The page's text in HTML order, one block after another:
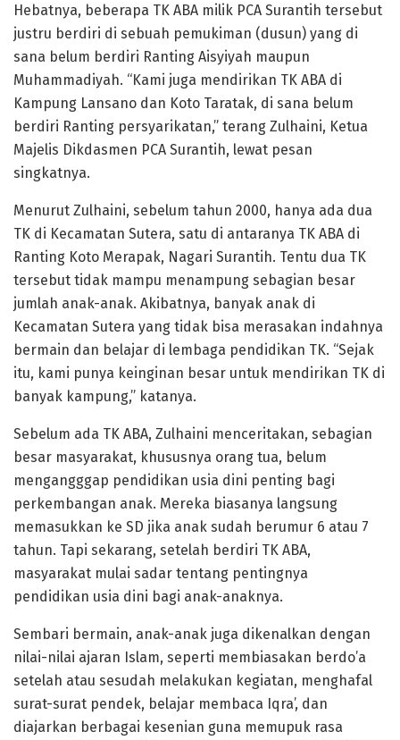
Hebatnya, beberapa TK ABA milik PCA Surantih tersebut
justru berdiri di sebuah pemukiman (dusun) yang di
sana belum berdiri Ranting Aisyiyah maupun
Muhammadiyah. “Kami juga mendirikan TK ABA di
Kampung Lansano dan Koto Taratak, di sana belum
berdiri Ranting persyarikatan,” terang Zulhaini, Ketua
Majelis Dikdasmen PCA Surantih, lewat pesan
singkatnya.
Menurut Zulhaini, sebelum tahun 2000, hanya ada dua
TK di Kecamatan Sutera, satu di antaranya TK ABA di
Ranting Koto Merapak, Nagari Surantih. Tentu dua TK
tersebut tidak mampu menampung sebagian besar
jumlah anak-anak. Akibatnya, banyak anak di
Kecamatan Sutera yang tidak bisa merasakan indahnya
bermain dan belajar di lembaga pendidikan TK. “Sejak
itu, kami punya keinginan besar untuk mendirikan TK di
banyak kampung,” katanya.
Sebelum ada TK ABA, Zulhaini menceritakan, sebagian
besar masyarakat, khususnya orang tua, belum
mengangggap pendidikan usia dini penting bagi
perkembangan anak. Mereka biasanya langsung
memasukkan ke SD jika anak sudah berumur 6 atau 7
tahun. Tapi sekarang, setelah berdiri TK ABA,
masyarakat mulai sadar tentang pentingnya
pendidikan usia dini bagi anak-anaknya.
Sembari bermain, anak-anak juga dikenalkan dengan
nilai-nilai ajaran Islam, seperti membiasakan berdo’a
setelah atau sesudah melakukan kegiatan, menghafal
surat-surat pendek, belajar membaca Iqra’, dan
diajarkan berbagai kesenian guna memupuk rasa